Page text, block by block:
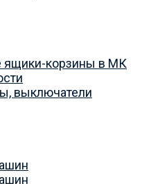
корзины в МК
выключатели